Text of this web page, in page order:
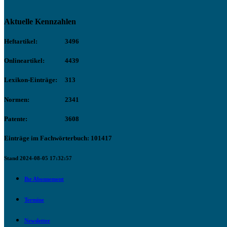
Aktuelle Kennzahlen
Heftartikel: 3496
Onlineartikel: 4439
Lexikon-Einträge: 313
Normen: 2341
Patente: 3608
Einträge im Fachwörterbuch: 101417
Stand 2024-08-05 17:32:57
Ihr Abonnement
Termine
Newsletter